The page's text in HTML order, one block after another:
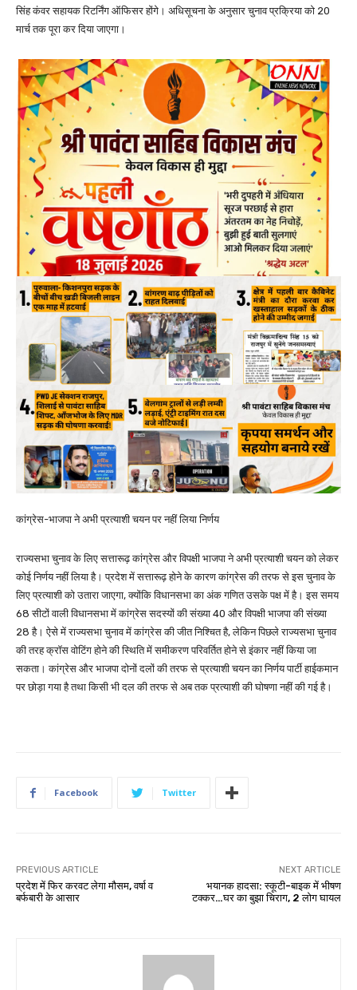
सिंह कंवर सहायक रिटर्निंग ऑफिसर होंगे। अधिसूचना के अनुसार चुनाव प्रक्रिया को 20
मार्च तक पूरा कर दिया जाएगा।
कांग्रेस-भाजपा ने अभी प्रत्याशी चयन पर नहीं लिया निर्णय
राज्यसभा चुनाव के लिए सत्तारूढ़ कांग्रेस और विपक्षी भाजपा ने अभी प्रत्याशी चयन को लेकर
कोई निर्णय नहीं लिया है। प्रदेश में सत्तारूढ़ होने के कारण कांग्रेस की तरफ से इस चुनाव के
लिए प्रत्याशी को उतारा जाएगा, क्योंकि विधानसभा का अंक गणित उसके पक्ष में है। इस समय
68 सीटों वाली विधानसभा में कांग्रेस सदस्यों की संख्या 40 और विपक्षी भाजपा की संख्या
28 है। ऐसे में राज्यसभा चुनाव में कांग्रेस की जीत निश्चित है, लेकिन पिछले राज्यसभा चुनाव
की तरह क्रॉस वोटिंग होने की स्थिति में समीकरण परिवर्तित होने से इंकार नहीं किया जा
सकता। कांग्रेस और भाजपा दोनों दलों की तरफ से प्रत्याशी चयन का निर्णय पार्टी हाईकमान
पर छोड़ा गया है तथा किसी भी दल की तरफ से अब तक प्रत्याशी की घोषणा नहीं की गई है।
Facebook Twitter
PREVIOUS ARTICLE
प्रदेश में फिर करवट लेगा मौसम, वर्षा व
बर्फबारी के आसार
NEXT ARTICLE
भयानक हादसा: स्कूटी-बाइक में भीषण
टक्कर…घर का बुझा चिराग, 2 लोग घायल